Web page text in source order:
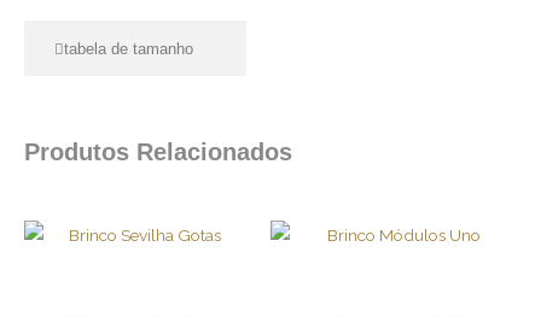
tabela de tamanho
Produtos Relacionados